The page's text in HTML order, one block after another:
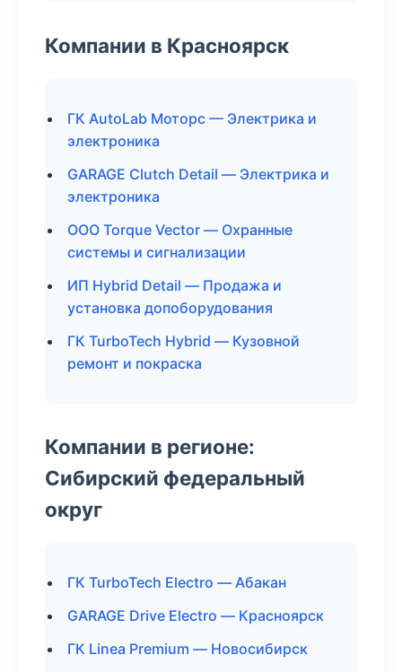
Компании в Красноярск
ГК AutoLab Моторс — Электрика и
электроника
GARAGE Clutch Detail — Электрика и
электроника
ООО Torque Vector — Охранные
системы и сигнализации
ИП Hybrid Detail — Продажа и
установка допоборудования
ГК TurboTech Hybrid — Кузовной
ремонт и покраска
Компании в регионе:
Сибирский федеральный
округ
ГК TurboTech Electro — Абакан
GARAGE Drive Electro — Красноярск
ГК Linea Premium — Новосибирск